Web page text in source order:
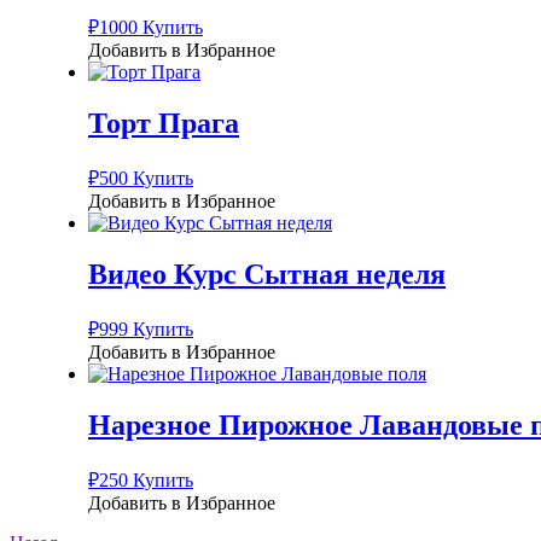
₽1000 Купить
Добавить в Избранное
Торт Прага
₽500 Купить
Добавить в Избранное
Видео Курс Сытная неделя
₽999 Купить
Добавить в Избранное
Нарезное Пирожное Лавандовые
₽250 Купить
Добавить в Избранное